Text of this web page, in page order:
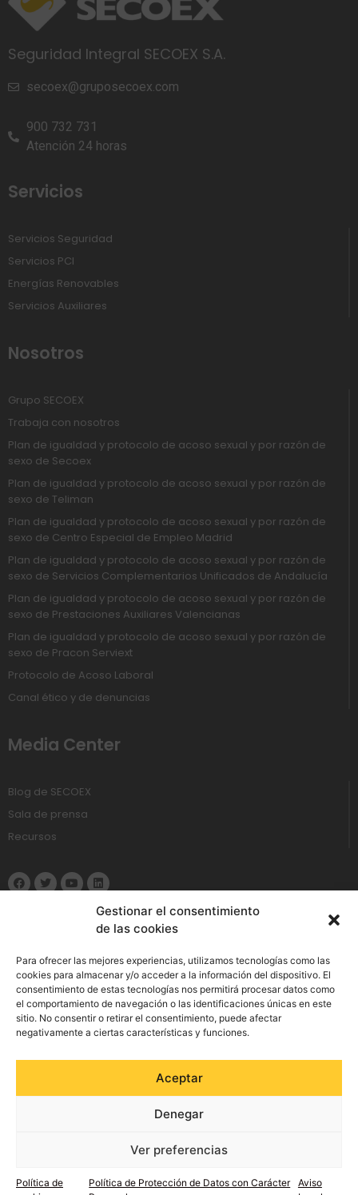
Gestionar el consentimiento
de las cookies
Para ofrecer las mejores experiencias, utilizamos tecnologías como las
cookies para almacenar y/o acceder a la información del dispositivo. El
consentimiento de estas tecnologías nos permitirá procesar datos como
el comportamiento de navegación o las identificaciones únicas en este
sitio. No consentir o retirar el consentimiento, puede afectar
negativamente a ciertas características y funciones.
Aceptar
Denegar
Ver preferencias
Política de
Política de Protección de Datos con Carácter
Aviso
Seguridad Integral SECOEX S.A.
secoex@gruposecoex.com
900 732 731
Atención 24 horas
Servicios
Servicios Seguridad
Servicios PCI
Energías Renovables
Servicios Auxiliares
Nosotros
Grupo SECOEX
Trabaja con nosotros
Plan de igualdad y protocolo de acoso sexual y por razón de
sexo de Secoex
Plan de igualdad y protocolo de acoso sexual y por razón de
sexo de Teliman
Plan de igualdad y protocolo de acoso sexual y por razón de
sexo de Centro Especial de Empleo Madrid
Plan de igualdad y protocolo de acoso sexual y por razón de
sexo de Servicios Complementarios Unificados de Andalucía
Plan de igualdad y protocolo de acoso sexual y por razón de
sexo de Prestaciones Auxiliares Valencianas
Plan de igualdad y protocolo de acoso sexual y por razón de
sexo de Pracon Serviext
Protocolo de Acoso Laboral
Canal ético y de denuncias
Media Center
Blog de SECOEX
Sala de prensa
Recursos
Aviso Legal
Política de cookies
Política de Seguridad de la Información
Política integrada de gestión
Diseño Web:Agencia FISHER